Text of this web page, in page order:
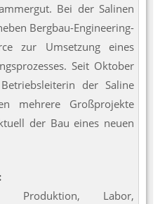
Bei der Salinen
Bergbau-Engineering-
zur Umsetzung eines
Seit Oktober
der Saline
mehrere Großprojekte
der Bau eines neuen
Produktion, Labor,